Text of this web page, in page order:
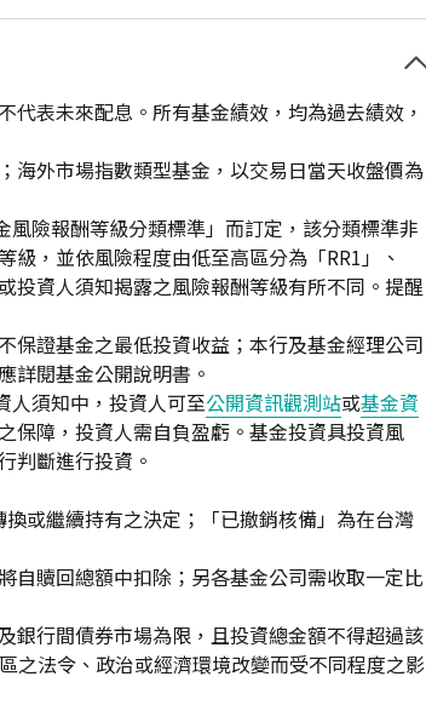
表未來配息。所有基金績效，均為過去績效，
海外市場指數類型基金，以交易日當天收盤價為
險報酬等級分類標準」而訂定，該分類標準非
，並依風險程度由低至高區分為「RR1」、
投資人須知揭露之風險報酬等級有所不同。提醒
保證基金之最低投資收益；本行及基金經理公司
詳閱基金公開說明書。
人須知中，投資人可至公開資訊觀測站或基金資
保障，投資人需自負盈虧。基金投資具投資風
判斷進行投資。
或繼續持有之決定；「已撤銷核備」為在台灣
自贖回總額中扣除；另各基金公司需收取一定比
銀行間債券市場為限，且投資總金額不得超過該
之法令、政治或經濟環境改變而受不同程度之影